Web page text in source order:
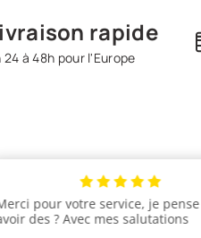
rapide
24 à 48h pour l'Europe